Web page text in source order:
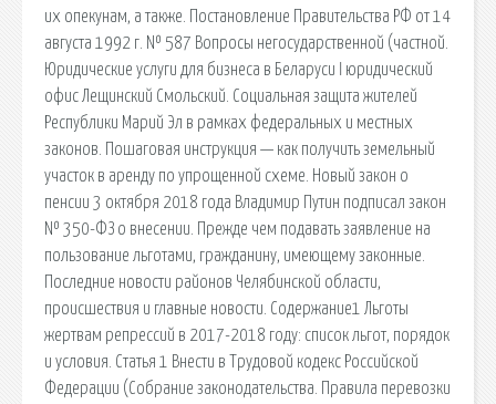
их опекунам, а также. Постановление Правительства РФ от 14
августа 1992 г. № 587 Вопросы негосударственной (частной.
Юридические услуги для бизнеса в Беларуси ǀ юридический
офис Лещинский Смольский. Социальная защита жителей
Республики Марий Эл в рамках федеральных и местных
законов. Пошаговая инструкция — как получить земельный
участок в аренду по упрощенной схеме. Новый закон о
пенсии 3 октября 2018 года Владимир Путин подписал закон
№ 350-ФЗ о внесении. Прежде чем подавать заявление на
пользование льготами, гражданину, имеющему законные.
Последние новости районов Челябинской области,
происшествия и главные новости. Содержание1 Льготы
жертвам репрессий в 2017-2018 году: список льгот, порядок
и условия. Статья 1 Внести в Трудовой кодекс Российской
Федерации (Собрание законодательства. Правила перевозки